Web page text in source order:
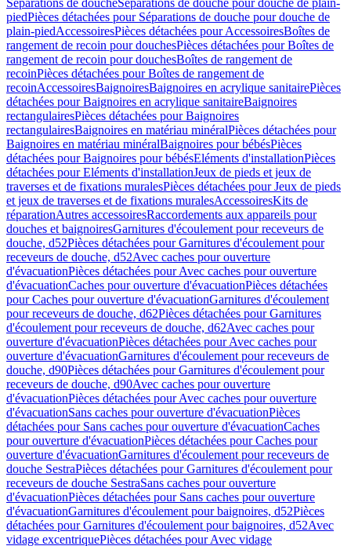
Séparations de doucheSéparations de douche pour douche de plain-
piedPièces détachées pour Séparations de douche pour douche de
plain-piedAccessoiresPièces détachées pour AccessoiresBoîtes de
rangement de recoin pour douchesPièces détachées pour Boîtes de
rangement de recoin pour douchesBoîtes de rangement de
recoinPièces détachées pour Boîtes de rangement de
recoinAccessoiresBaignoiresBaignoires en acrylique sanitairePièces
détachées pour Baignoires en acrylique sanitaireBaignoires
rectangulairesPièces détachées pour Baignoires
rectangulairesBaignoires en matériau minéralPièces détachées pour
Baignoires en matériau minéralBaignoires pour bébésPièces
détachées pour Baignoires pour bébésEléments d'installationPièces
détachées pour Eléments d'installationJeux de pieds et jeux de
traverses et de fixations muralesPièces détachées pour Jeux de pieds
et jeux de traverses et de fixations muralesAccessoiresKits de
réparationAutres accessoiresRaccordements aux appareils pour
douches et baignoiresGarnitures d'écoulement pour receveurs de
douche, d52Pièces détachées pour Garnitures d'écoulement pour
receveurs de douche, d52Avec caches pour ouverture
d'évacuationPièces détachées pour Avec caches pour ouverture
d'évacuationCaches pour ouverture d'évacuationPièces détachées
pour Caches pour ouverture d'évacuationGarnitures d'écoulement
pour receveurs de douche, d62Pièces détachées pour Garnitures
d'écoulement pour receveurs de douche, d62Avec caches pour
ouverture d'évacuationPièces détachées pour Avec caches pour
ouverture d'évacuationGarnitures d'écoulement pour receveurs de
douche, d90Pièces détachées pour Garnitures d'écoulement pour
receveurs de douche, d90Avec caches pour ouverture
d'évacuationPièces détachées pour Avec caches pour ouverture
d'évacuationSans caches pour ouverture d'évacuationPièces
détachées pour Sans caches pour ouverture d'évacuationCaches
pour ouverture d'évacuationPièces détachées pour Caches pour
ouverture d'évacuationGarnitures d'écoulement pour receveurs de
douche SestraPièces détachées pour Garnitures d'écoulement pour
receveurs de douche SestraSans caches pour ouverture
d'évacuationPièces détachées pour Sans caches pour ouverture
d'évacuationGarnitures d'écoulement pour baignoires, d52Pièces
détachées pour Garnitures d'écoulement pour baignoires, d52Avec
vidage excentriquePièces détachées pour Avec vidage